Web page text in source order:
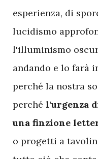
esperienza, di
lucidismo
l'illuminismo
andando e lo farà
perché la nostra
perché l'urgenza
una finzione
o progetti a